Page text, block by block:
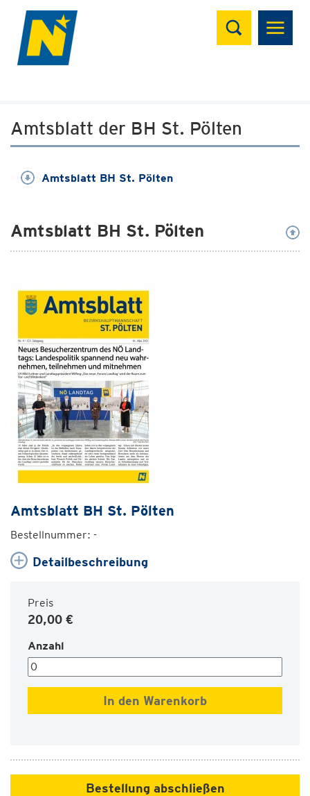
Suchen
Amtsblatt der BH St. Pölten
Amtsblatt BH St. Pölten
Amtsblatt BH St. Pölten
Amtsblatt BH St. Pölten
Bestellnummer: -
Detailbeschreibung
Preis
20,00 €
Anzahl
Bestellung abschließen